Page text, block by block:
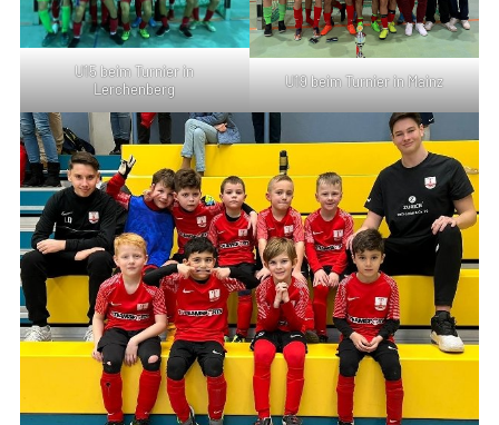
U15 beim Turnier in
Lerchenberg
U19 beim Turnier in Mainz